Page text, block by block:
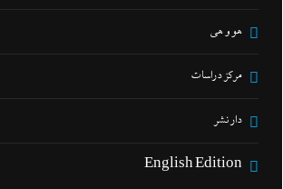
هو و هي
مركز دراسات
دار نشر
English Edition